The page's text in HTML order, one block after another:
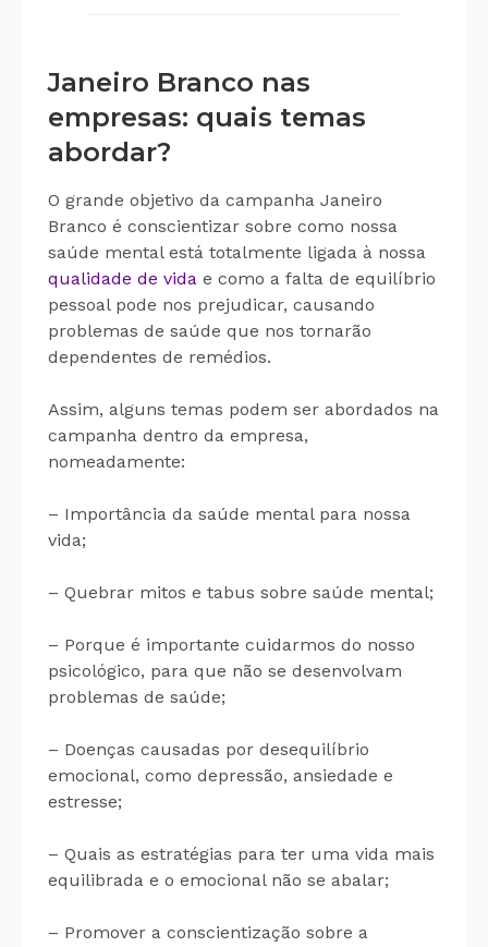
Janeiro Branco nas
empresas: quais temas
abordar?
O grande objetivo da campanha Janeiro
Branco é conscientizar sobre como nossa
saúde mental está totalmente ligada à nossa
qualidade de vida e como a falta de equilíbrio
pessoal pode nos prejudicar, causando
problemas de saúde que nos tornarão
dependentes de remédios.
Assim, alguns temas podem ser abordados na
campanha dentro da empresa,
nomeadamente:
– Importância da saúde mental para nossa
vida;
– Quebrar mitos e tabus sobre saúde mental;
– Porque é importante cuidarmos do nosso
psicológico, para que não se desenvolvam
problemas de saúde;
– Doenças causadas por desequilíbrio
emocional, como depressão, ansiedade e
estresse;
– Quais as estratégias para ter uma vida mais
equilibrada e o emocional não se abalar;
– Promover a conscientização sobre a